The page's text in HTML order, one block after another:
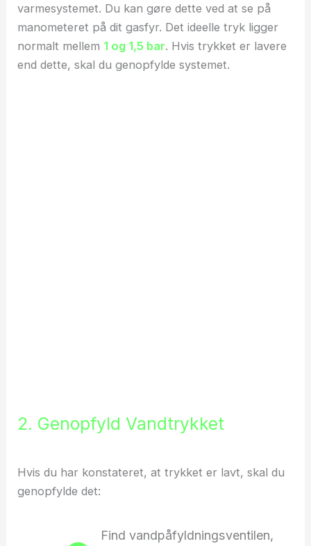
varmesystemet. Du kan gøre dette ved at se på
manometeret på dit gasfyr. Det ideelle tryk ligger
normalt mellem 1 og 1,5 bar. Hvis trykket er lavere
end dette, skal du genopfylde systemet.
2. Genopfyld Vandtrykket
Hvis du har konstateret, at trykket er lavt, skal du
genopfylde det:
Find vandpåfyldningsventilen,